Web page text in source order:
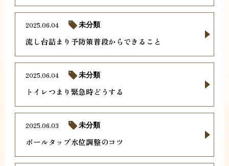
流し台詰まり予防策普段からできること
2025.06.04 未分類
トイレつまり緊急時どうする
2025.06.04 未分類
ボールタップ水位調整のコツ
2025.06.03 未分類